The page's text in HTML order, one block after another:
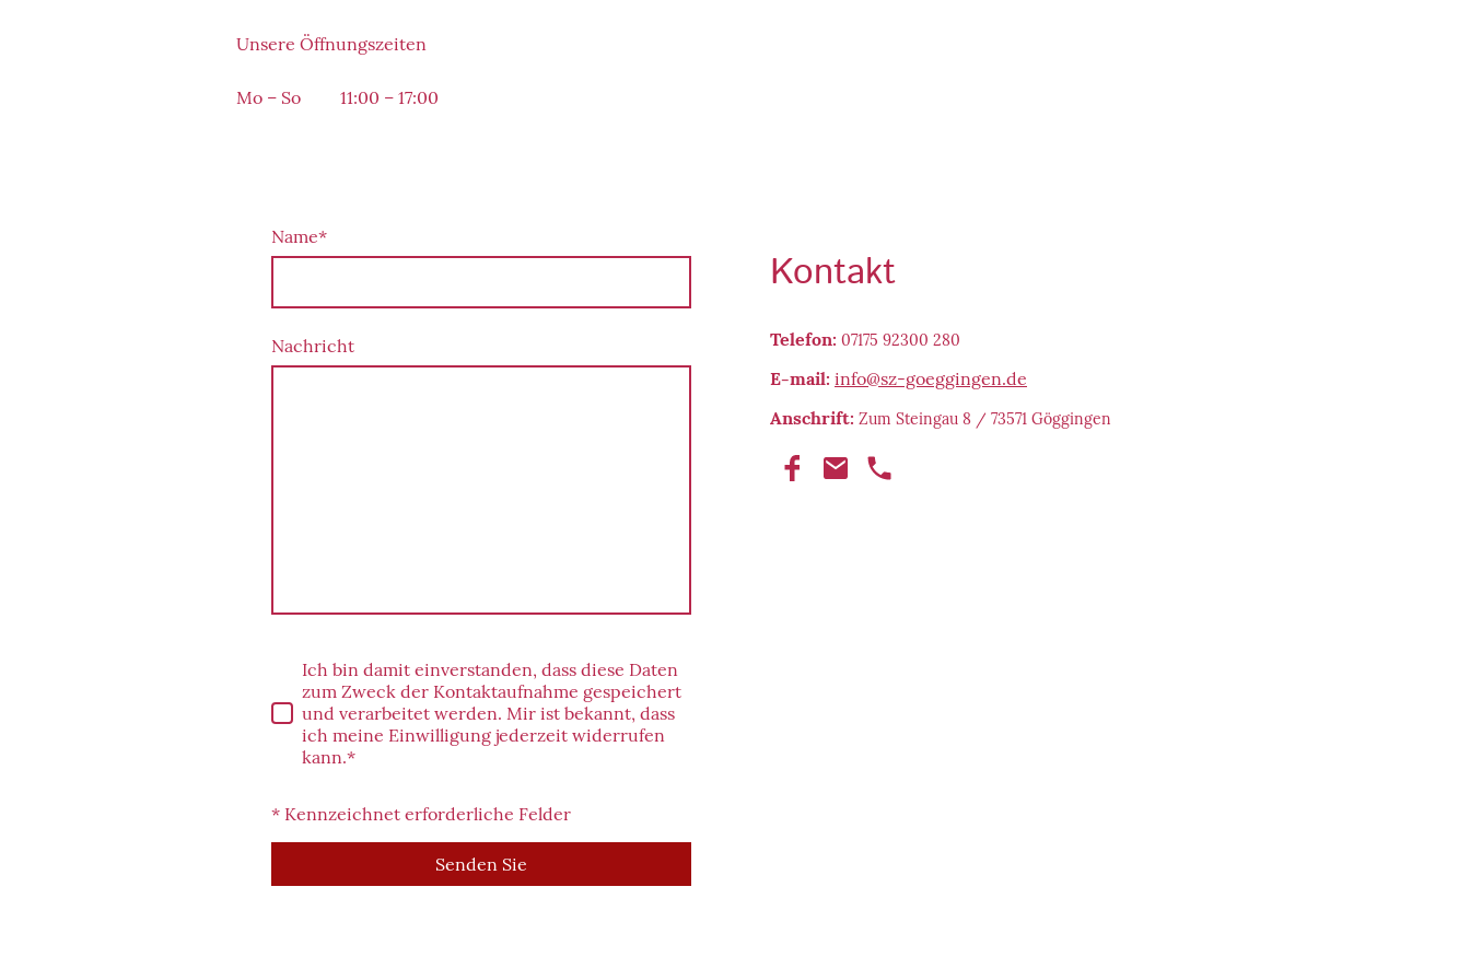
Unsere Öffnungszeiten
Mo – So 11:00 – 17:00
Name*
Nachricht
Ich bin damit einverstanden, dass diese Daten
zum Zweck der Kontaktaufnahme gespeichert
und verarbeitet werden. Mir ist bekannt, dass
ich meine Einwilligung jederzeit widerrufen
kann.*
* Kennzeichnet erforderliche Felder
Senden Sie
Kontakt
Telefon: 07175 92300 280
E-mail: info@sz-goeggingen.de
Anschrift: Zum Steingau 8 / 73571 Göggingen